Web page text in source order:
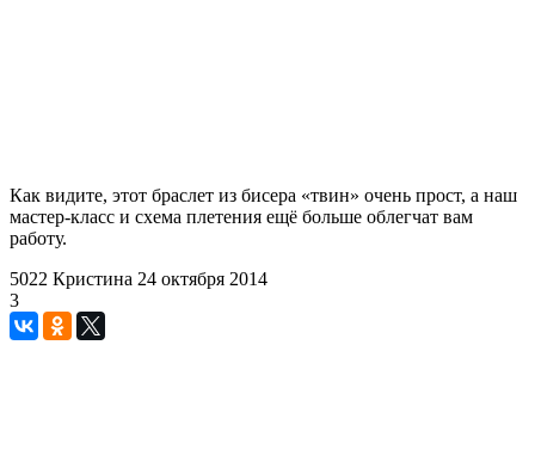
Как видите, этот браслет из бисера «твин» очень прост, а наш
мастер-класс и схема плетения ещё больше облегчат вам
работу.
5022 Кристина 24 октября 2014
3